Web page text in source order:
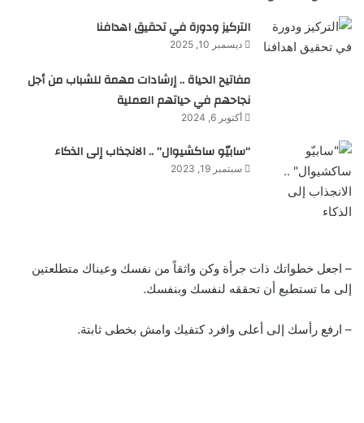
التركيز ودورة في تحقيق اهدافنا
ديسمبر 10, 2025
مفاتيح الحياة .. إرشادات مهمة للشباب من أجل
نجاحهم في حياتهم العملية
أكتوبر 6, 2024
“سابيّو ساكشيوال” .. الانجذاب إلى الذكاء
سبتمبر 19, 2023
– اجعل خطواتك ذات جرأة وكن واثقاً من نفسك وعيناك متطلعتين
إلى ما تستطيع أن تحققه لنفسك وبنفسك.
– ارفع رأسك إلى أعلى وافرد كتفيك وامش بخطى ثابتة.